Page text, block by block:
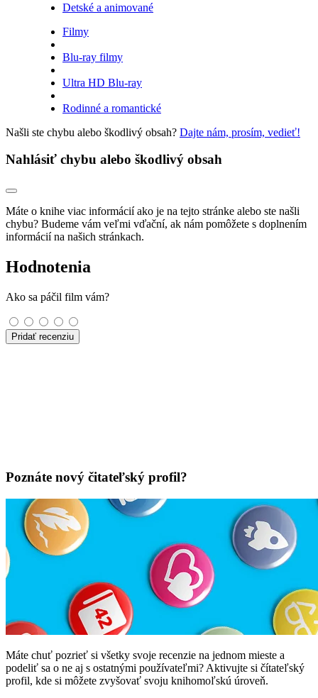
Detské a animované
Filmy
Blu-ray filmy
Ultra HD Blu-ray
Rodinné a romantické
Našli ste chybu alebo škodlivý obsah? Dajte nám, prosím, vedieť!
Nahlásiť chybu alebo škodlivý obsah
Máte o knihe viac informácií ako je na tejto stránke alebo ste našli
chybu? Budeme vám veľmi vďační, ak nám pomôžete s doplnením
informácií na našich stránkach.
Hodnotenia
Ako sa páčil film vám?
Pridať recenziu
Poznáte nový čitateľský profil?
Máte chuť pozrieť si všetky svoje recenzie na jednom mieste a
podeliť sa o ne aj s ostatnými používateľmi? Aktivujte si čítateľský
profil, kde si môžete zvyšovať svoju knihomoľskú úroveň.